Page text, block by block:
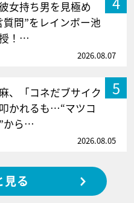
女持ち男を見極め
質問”をレインボー池
！…
2026.08.07
5
、「コネだブサイク
かれるも…“マツコ
から…
2026.08.05
見る